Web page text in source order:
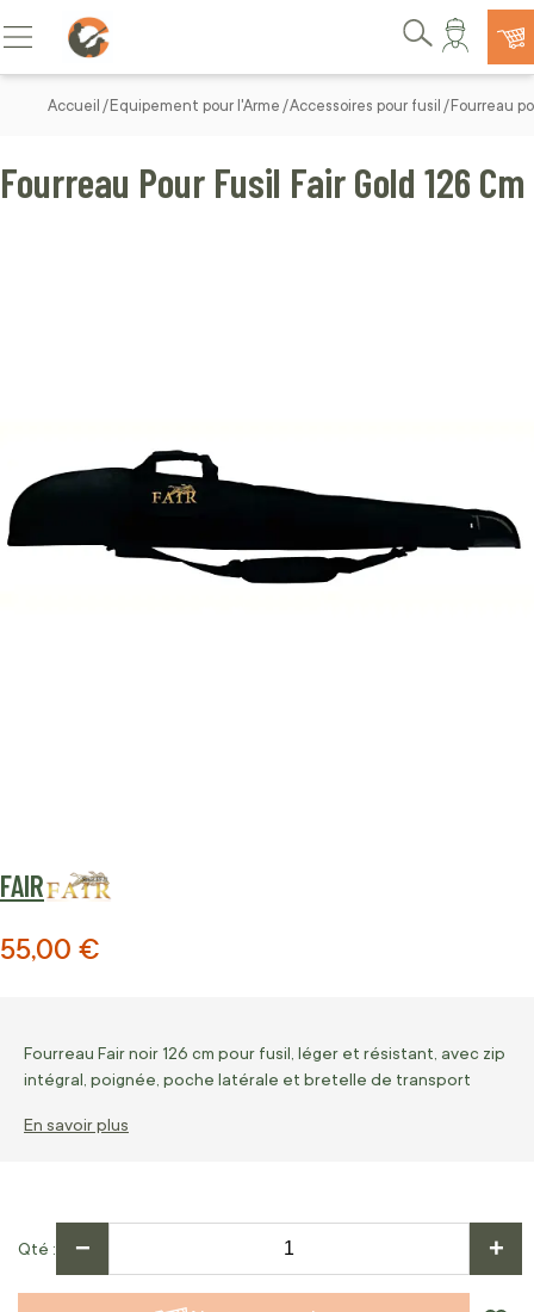
Allez au contenu
Basculer la navigation
Rechercher
Accueil Equipement pour l'Arme Accessoires pour fusil Fourreau
FAIR
Fourreau Pour Fusil Fair Gold 126 Cm
55,00 €
Fourreau Fair noir 126 cm pour fusil, léger et résistant, avec zip
intégral, poignée, poche latérale et bretelle de transport
En savoir plus
Qté − +